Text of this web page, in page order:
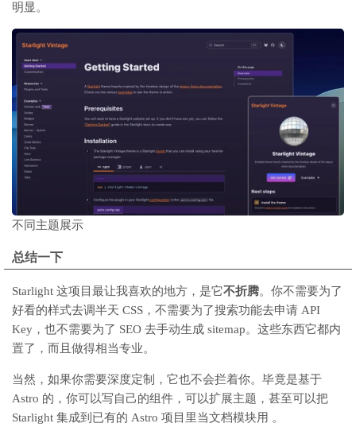
明显。
不同主题展示
总结一下
Starlight 这项目最让我喜欢的地方，是它不折腾。你不需要为了
好看的样式去调半天 CSS，不需要为了搜索功能去申请 API
Key，也不需要为了 SEO 去手动生成 sitemap。这些东西它都内
置了，而且做得相当专业。
当然，如果你需要深度定制，它也不会拦着你。毕竟是基于
Astro 的，你可以写自己的组件，可以扩展主题，甚至可以把
Starlight 集成到已有的 Astro 项目里当文档模块用 。